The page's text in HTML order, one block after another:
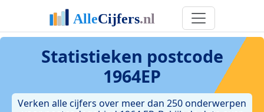
Statistieken postcode
1964EP
Verken alle cijfers over meer dan 250 onderwerpen